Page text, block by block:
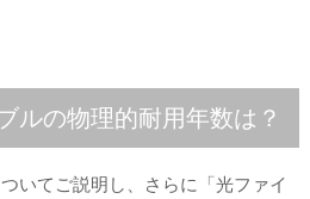
ルの物理的耐用年数は？
いてご説明し、さらに「光ファイ